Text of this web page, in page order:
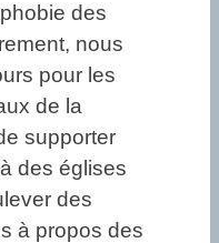
des
nous
pour les
de la
supporter
des églises
des
à propos des